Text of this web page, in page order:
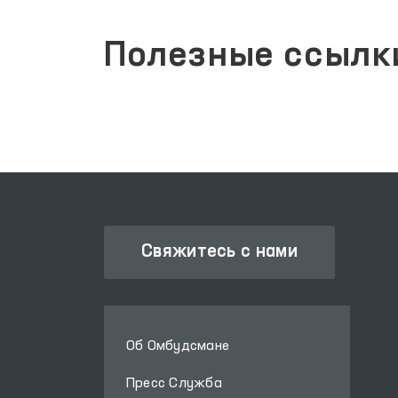
Полезные
Свяжитесь с нами
Об Омбудсмане
Пресс Служба